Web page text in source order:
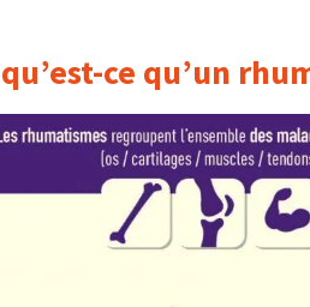
ce qu’un